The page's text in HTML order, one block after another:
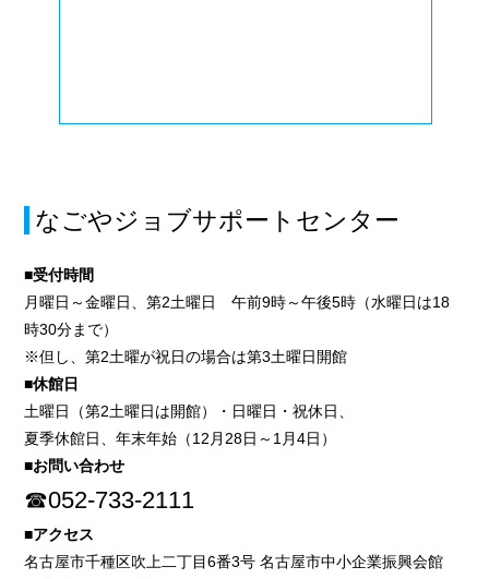
なごやジョブサポートセンター
■受付時間
月曜日～金曜日、第2土曜日 午前9時～午後5時（水曜日は18
時30分まで）
※但し、第2土曜が祝日の場合は第3土曜日開館
■休館日
土曜日（第2土曜日は開館）・日曜日・祝休日、
夏季休館日、年末年始（12月28日～1月4日）
■お問い合わせ
☎052-733-2111
■アクセス
名古屋市千種区吹上二丁目6番3号 名古屋市中小企業振興会館